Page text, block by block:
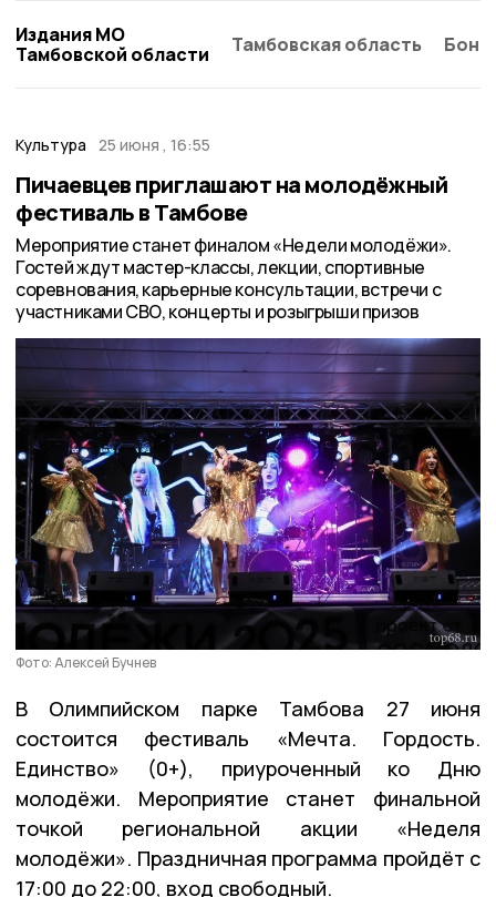
Издания МО
Тамбовской области
Тамбовская область
Культура 25 июня , 16:55
Пичаевцев приглашают на молодёжный
фестиваль в Тамбове
Мероприятие станет финалом «Недели молодёжи».
Гостей ждут мастер-классы, лекции, спортивные
соревнования, карьерные консультации, встречи с
участниками СВО, концерты и розыгрыши призов
Фото: Алексей Бучнев
В Олимпийском парке Тамбова 27 июня
состоится фестиваль «Мечта. Гордость.
Единство» (0+), приуроченный ко Дню
молодёжи. Мероприятие станет финальной
точкой региональной акции «Неделя
молодёжи». Праздничная программа пройдёт с
17:00 до 22:00, вход свободный.